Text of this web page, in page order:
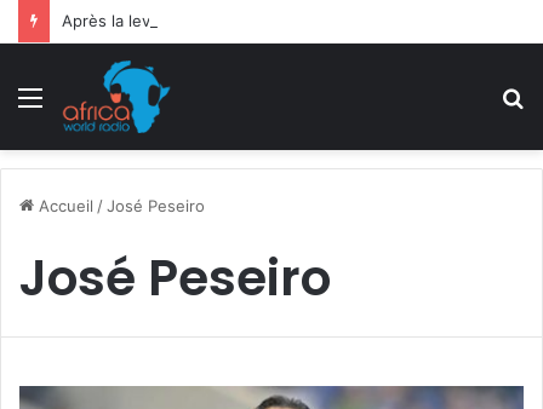
Menu
Accueil /José Peseiro
José Peseiro